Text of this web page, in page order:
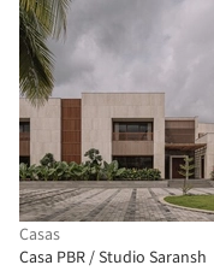
Casas
Casa PBR / Studio Saransh